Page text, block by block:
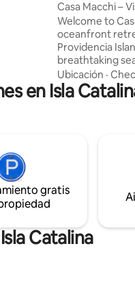
Casa Macchi –
Welcome to
oceanfront
Providencia
breathtaking
waves at your
guesthouse
kitchen, AC &
Ubicación ·
en Isla
gratis
Catalina